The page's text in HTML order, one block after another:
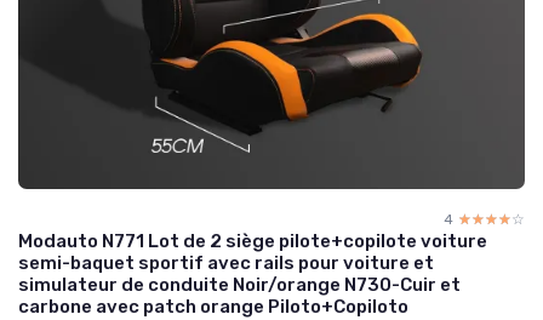
4 ☆☆☆☆☆
★★★★★
Modauto N771 Lot de 2 siège pilote+copilote voiture
semi-baquet sportif avec rails pour voiture et
simulateur de conduite Noir/orange N730-Cuir et
carbone avec patch orange Piloto+Copiloto